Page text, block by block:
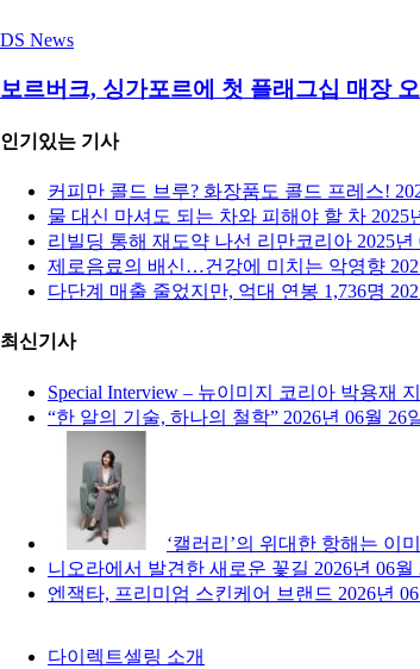
DS News
보르버크, 싱가포르에 첫 플래그십 매장
인기있는 기사
커피만 콜드 브루? 화장품도 콜드 프레스!
물 대신 마셔도 되는 차와 피해야 할 차 2025
리빌딩 통해 재도약 나선 리만코리아 2025년
제로음료의 배신…건강에 미치는 악영향
다단계 매출 줄었지만, 억대 연봉 1,736명
최신기사
Special Interview – 뉴이미지 코리아 박용재
“한 알의 기술, 하나의 철학” 2026년 06월 26
‘캘러리’의 위대한 항해는 이
니오라에서 발견한 새로운 꽃길 2026년 06월
엔잭타, 프리미엄 스킨케어 브랜드 2026년
다이렉트셀링 소개